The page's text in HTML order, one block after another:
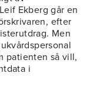
Ekberg går en
efter
Men
patienten så vill,
i